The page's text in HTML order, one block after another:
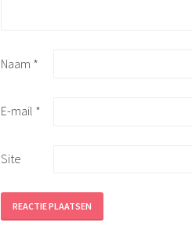
Naam *
E-mail *
Site